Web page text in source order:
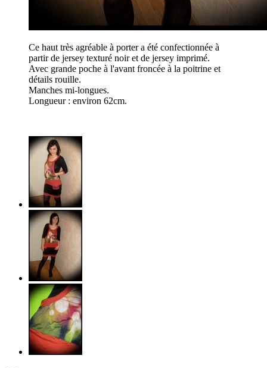
Ce haut très agréable à porter a été confectionnée à
partir de jersey texturé noir et de jersey imprimé.
Avec grande poche à l'avant froncée à la poitrine et
détails rouille.
Manches mi-longues.
Longueur : environ 62cm.